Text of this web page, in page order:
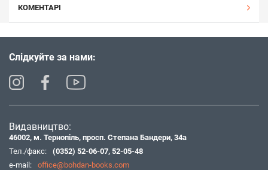
КОМЕНТАРІ
Слідкуйте за нами:
Видавництво:
46002, м. Тернопіль, просп. Степана Бандери, 34а
Тел./факс:
(0352) 52-06-07, 52-05-48
e-mail:
office@bohdan-books.com